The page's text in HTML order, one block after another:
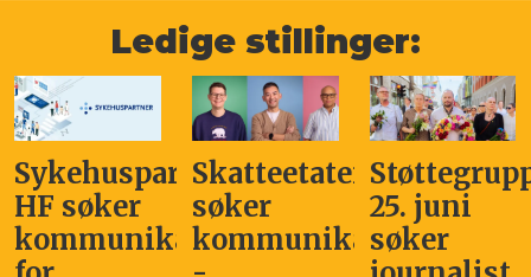
Ledige stillinger:
Sykehuspartner
HF søker
kommunikasjonssjef
Skatteetaten
søker
kommunikasjonsleder
25. juni
søker